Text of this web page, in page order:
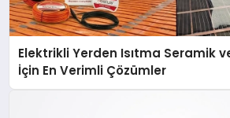
Elektrikli Yerden Isıtma Seramik
İçin En Verimli Çözümler